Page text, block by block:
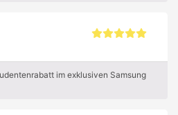
im exklusiven Samsung